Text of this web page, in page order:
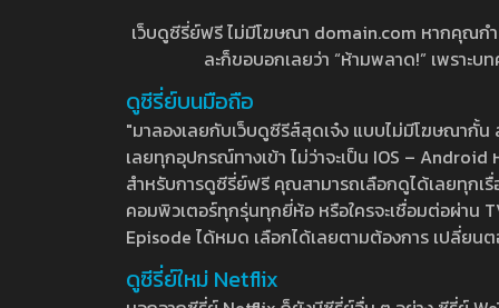
เว็บดูซีรี่ย์ฟรี ไม่มีโฆษณา domain.com หากคุณก
ละก็ขอบอกเลยว่า “ห้ามพลาด!” เพราะ
ดูซีรี่ย์บนมือถือ
"มาลองเลยกับเว็บดูซีรีส์สุดเจ๋ง แบบไม่มีโฆษณากั้
เลยทุกอุปกรณ์ทางเข้า ไม่ว่าจะเป็น IOS –
สำหรับการดูซีรี่ย์ฟรี คุณสามารถเลือกดูได้เลยทุกเ
คอมพิวเตอร์ทุกรุ่นทุกยี่ห้อ หรือใครจะเชื่อมต่อผ่าน
Episode ได้หมด เลือกได้เลยตามต้องการ เปลี่ยน
ดูซีรี่ย์ใหม่ Netflix